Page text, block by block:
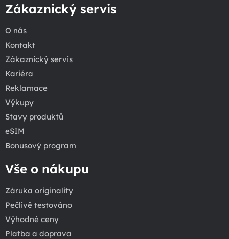
Zákaznický servis
O nás
Kontakt
Zákaznický servis
Kariéra
Reklamace
Výkupy
Stavy produktů
eSIM
Bonusový program
Vše o nákupu
Záruka originality
Pečlivě testováno
Výhodné ceny
Platba a doprava